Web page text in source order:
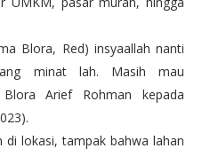
Blora, Red) insyaallah nanti
minat lah. Masih mau
Arief Rohman kepada
lokasi, tampak bahwa lahan